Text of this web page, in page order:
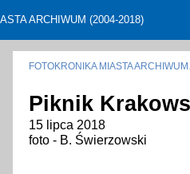
ARCHIWUM (2004-2018)
FOTOKRONIKA MIASTA
Piknik
15 lipca 2018
foto - B. Świerzowski